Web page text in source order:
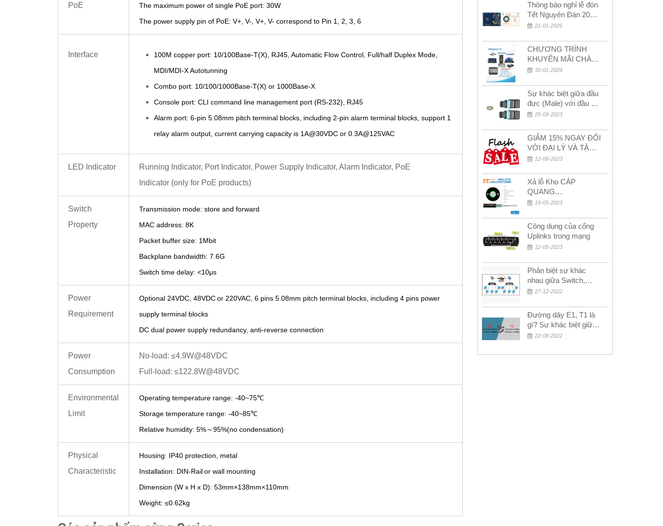
PoE The maximum power of single PoE port: 30W
The power supply pin of PoE: V+, V-, V+, V- correspond to Pin 1, 2, 3, 6
Interface
100M copper port: 10/100Base-T(X), RJ45, Automatic Flow Control, Full/half Duplex Mode,
MDI/MDI-X Autotunning
Combo port: 10/100/1000Base-T(X) or 1000Base-X
Console port: CLI command line management port (RS-232), RJ45
Alarm port: 6-pin 5.08mm pitch terminal blocks, including 2-pin alarm terminal blocks, support 1
relay alarm output, current carrying capacity is 1A@30VDC or 0. 3A@125VAC
LED Indicator
Running Indicator, Port Indicator, Power Supply Indicator, Alarm Indicator, PoE
Indicator (only for PoE products)
Switch
Property
Transmission mode: store and forward
MAC address: 8K
Packet buffer size: 1Mbit
Backplane bandwidth: 7.6G
Switch time delay: <10μs
Power
Requirement
Optional 24VDC, 48VDCor 220VAC 6 pins 5.08mm pitch terminal blocks , including 4 pins power
supply terminal blocks
DC dual power supply redundancy, anti-reverse connection
Power
Consumption
No-load: ≤4.9W@48VDC
Full-load: ≤122.8W@48VDC
Environmental
Limit
Operating temperature range: -40~75℃
Storage temperature range: -40~85℃
Relative humidity: 5%～95%(no condensation)
Physical
Characteristic
Housing: IP40 protection, metal
Installation: DIN-Railor wall mounting
Dimension (W x H x D): 53mm×138mm×110mm
Weight: ≤0.62kg
Thông báo nghỉ lễ đón
Tết Nguyên Đán 2026
– Xuân Bính Ngọ!
21-01-2025
CHƯƠNG TRÌNH
KHUYẾN MÃI CHÀO
MỪNG NĂM MỚI
30-01-2024
Sự khác biệt giữa đầu
đực (Male) với đầu cái
(Female) trong bộ đầu
25-09-2023
GIẢM 15% NGAY ĐỐI
VỚI ĐẠI LÝ VÀ TẶNG
QUÀ KHÁCH HÀNG
12-06-2023
Xả lỗ Kho CÁP
QUANG
MULTIMODE CÁP
MULTIMODE 4-8-12-
24Fo SỢI OM1-OM2-
OM3 Siêu Rẻ 5k
19-05-2023
Công dụng của cổng
Uplinks trong mạng
12-05-2023
Phân biệt sự khác
nhau giữa Switch,
Router và Hub
27-12-2022
Đường dây E1, T1 là
gì? Sự khác biệt giữa
E1 và T1
22-08-2022